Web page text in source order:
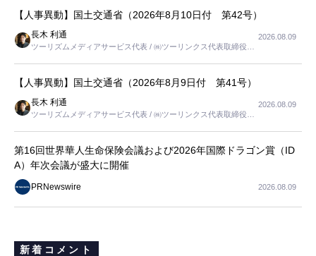
【人事異動】国土交通省（2026年8月10日付 第42号）
長木 利通
ツーリズムメディアサービス代表 / ㈱ツーリンクス代表取締役社
2026.08.09
【人事異動】国土交通省（2026年8月9日付 第41号）
長木 利通
ツーリズムメディアサービス代表 / ㈱ツーリンクス代表取締役社
2026.08.09
第16回世界華人生命保険会議および2026年国際ドラゴン賞（ID
A）年次会議が盛大に開催
PRNewswire 2026.08.09
新着コメント